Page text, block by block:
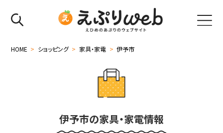
HOME > ショッピング > 家具・家電 >伊予市
伊予市の家具・家電情報